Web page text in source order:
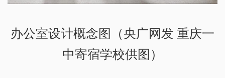
办公室设计概念图（央广网发 重庆一
中寄宿学校供图）